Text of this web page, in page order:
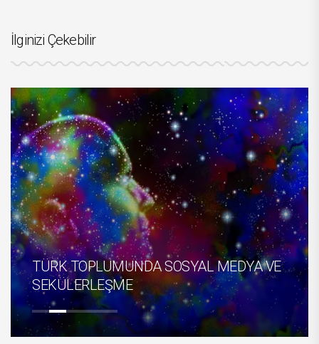
İlginizi Çekebilir
TÜRK TOPLUMUNDA SOSYAL MEDYA VE
SEKÜLERLEŞME